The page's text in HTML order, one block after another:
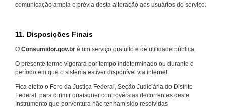
comunicação ampla e prévia desta alteração aos usuários do serviço.
11. Disposições Finais
O Consumidor.gov.br é um serviço gratuito e de utilidade pública.
O presente termo vigorará por tempo indeterminado ou durante o
período em que o sistema estiver disponível via internet.
Fica eleito o Foro da Justiça Federal, Seção Judiciária do Distrito
Federal, para dirimir quaisquer controvérsias decorrentes deste
Instrumento que porventura não tenham sido resolvidas